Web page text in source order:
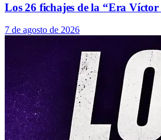
Los 26 fichajes de la “Era
7 de agosto de 2026